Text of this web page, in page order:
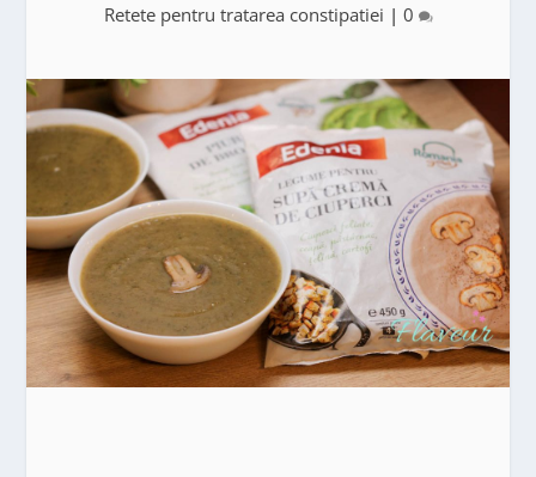
Retete pentru tratarea constipatiei | 0